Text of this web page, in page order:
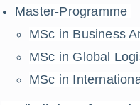
Master-Programme
MSc in Business
MSc in Global
MSc in